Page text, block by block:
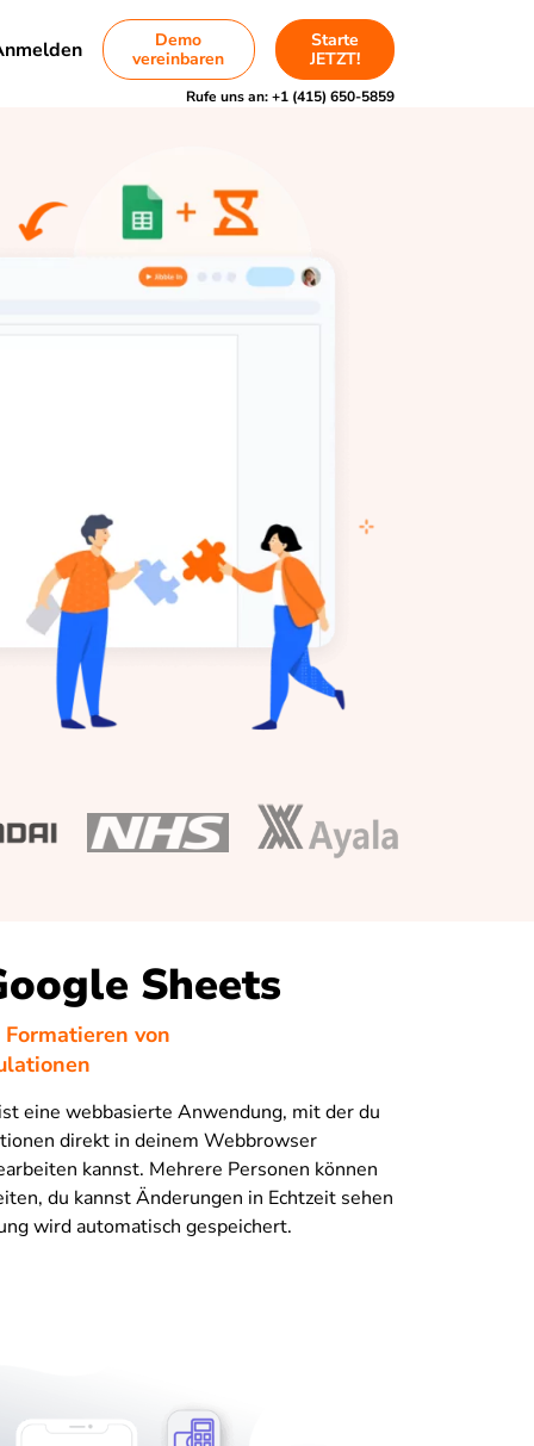
Demo
vereinbaren
Starte
JETZT!
Rufe uns an:+1 (415) 650-5859
Sheets
von
eine webbasierte Anwendung, mit der du
direkt in deinem Webbrowser
kannst. Mehrere Personen können
du kannst Änderungen in Echtzeit sehen
wird automatisch gespeichert.